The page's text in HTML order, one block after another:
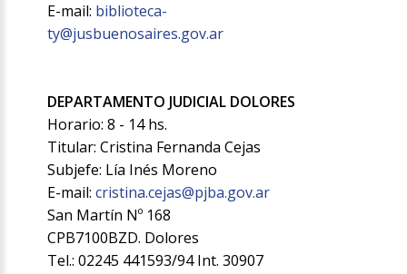
E-mail: biblioteca-
ty@jusbuenosaires.gov.ar
DEPARTAMENTO JUDICIAL DOLORES
Horario: 8 - 14 hs.
Titular: Cristina Fernanda Cejas
Subjefe: Lía Inés Moreno
E-mail:cristina.cejas@pjba.gov.ar
San Martín Nº 168
CPB7100BZD. Dolores
Tel.: 02245 441593/94 Int. 30907